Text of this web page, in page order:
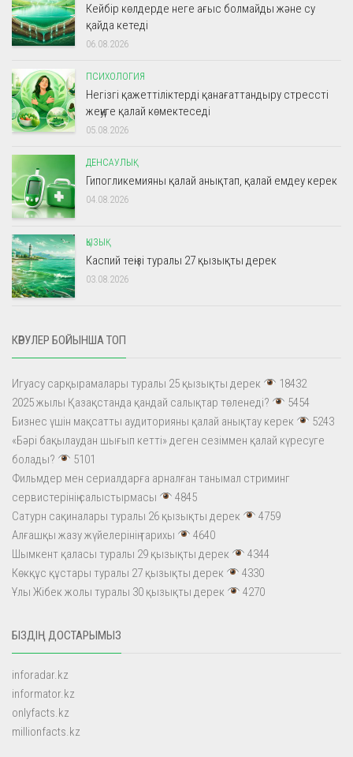
Кейбір көлдерде неге ағыс болмайды және су
қайда кетеді
06.08.2026
ПСИХОЛОГИЯ
Негізгі қажеттіліктерді қанағаттандыру стрессті
жеңуге қалай көмектеседі
05.08.2026
ДЕНСАУЛЫҚ
Гипогликемияны қалай анықтап, қалай емдеу керек
04.08.2026
ҚЫЗЫҚ
Каспий теңізі туралы 27 қызықты дерек
03.08.2026
КӨРУЛЕР БОЙЫНША ТОП
Игуасу сарқырамалары туралы 25 қызықты дерек
18432
2025 жылы Қазақстанда қандай салықтар төленеді?
5454
Бизнес үшін мақсатты аудиторияны қалай анықтау керек
5243
«Бәрі бақылаудан шығып кетті» деген сезіммен қалай күресуге
болады?
5101
Фильмдер мен сериалдарға арналған танымал стриминг
сервистерінің салыстырмасы
4845
Сатурн сақиналары туралы 26 қызықты дерек
4759
Алғашқы жазу жүйелерінің тарихы
4640
Шымкент қаласы туралы 29 қызықты дерек
4344
Көкқұс құстары туралы 27 қызықты дерек
4330
Ұлы Жібек жолы туралы 30 қызықты дерек
4270
БІЗДІҢ ДОСТАРЫМЫЗ
inforadar.kz
informator.kz
onlyfacts.kz
millionfacts.kz